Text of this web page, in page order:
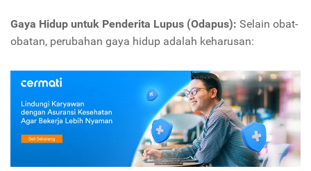
Gaya Hidup untuk Penderita Lupus (Odapus): Selain obat-
obatan, perubahan gaya hidup adalah keharusan: